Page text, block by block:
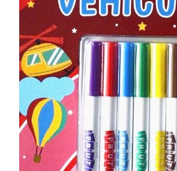
Corectoare și lipici
Mine și rezerve
Cretă școlară și creativă
Accesorii școlare
Coperți caiete si cărți
Etichete școlare
Carnete pentru elevi
Lupe și articole educative
Foarfece școlare
Globuri pământești
Cutii sandwich și caserole